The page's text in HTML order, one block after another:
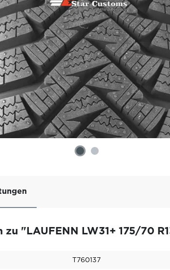
"LAUFENN LW31+ 175/70
T760137